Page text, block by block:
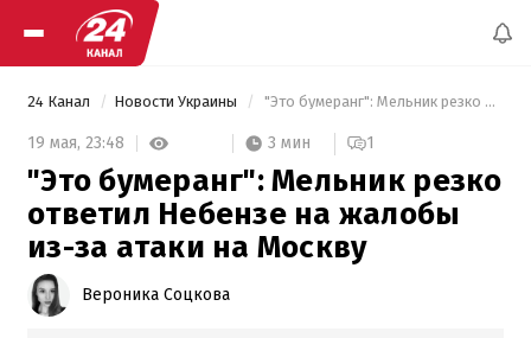
24 Канал Новости Украины "Это бумеранг": Мельник резко ответил Небензе на жалобы из-за атаки на Москву
19 мая, 23:48 3 мин 1
"Это бумеранг": Мельник резко
ответил Небензе на жалобы
из-за атаки на Москву
Вероника Соцкова